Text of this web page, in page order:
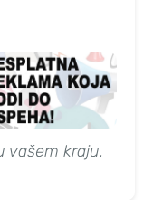
vašem kraju.